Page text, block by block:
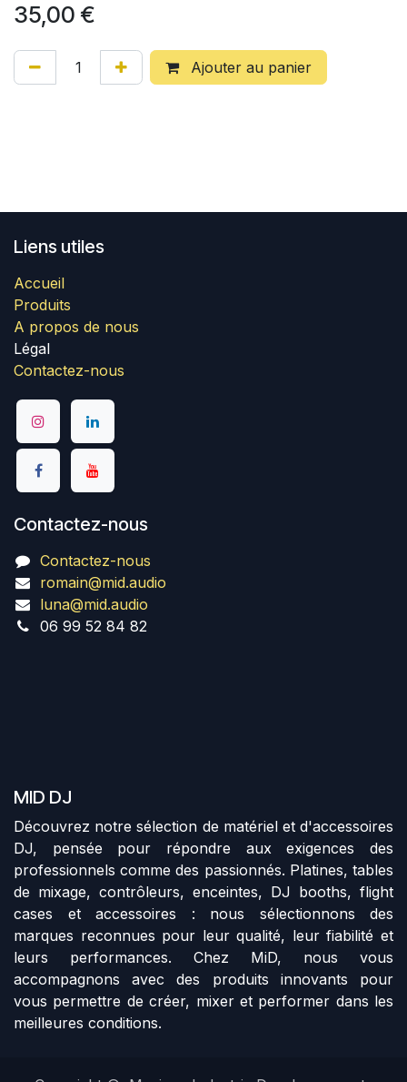
35,00 €
Ajouter au panier
Liens utiles
Accueil
Produits
A propos de nous
Légal
Contactez-nous
Contactez-nous
Contactez-nous
romain@mid.audio
luna@mid.audio
06 99 52 84 82
MID DJ
Découvrez notre sélection de matériel et d'accessoires
DJ, pensée pour répondre aux exigences des
professionnels comme des passionnés. Platines, tables
de mixage, contrôleurs, enceintes, DJ booths, flight
cases et accessoires : nous sélectionnons des
marques reconnues pour leur qualité, leur fiabilité et
leurs performances. Chez MiD, nous vous
accompagnons avec des produits innovants pour
vous permettre de créer, mixer et performer dans les
meilleures conditions.